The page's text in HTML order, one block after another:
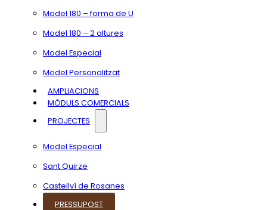
Model 180 – forma de U
Model 180 – 2 altures
Model Especial
Model Personalitzat
AMPLIACIONS
MÒDULS COMERCIALS
PROJECTES
Model Especial
Sant Quirze
Castellví de Rosanes
PRESSUPOST